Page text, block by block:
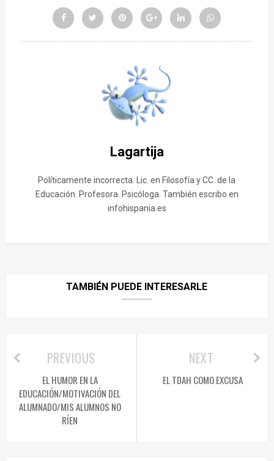
Lagartija
Políticamente incorrecta. Lic. en Filosofía y CC. de la
Educación. Profesora. Psicóloga. También escribo en
infohispania.es
TAMBIÉN PUEDE INTERESARLE
NEXT
EL TDAH COMO EXCUSA
PREVIOUS
EL HUMOR EN LA
EDUCACIÓN/MOTIVACIÓN DEL
ALUMNADO/MIS ALUMNOS NO
RÍEN